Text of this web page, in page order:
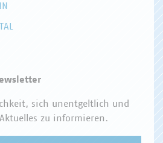
sich unentgeltlich und
zu informieren.